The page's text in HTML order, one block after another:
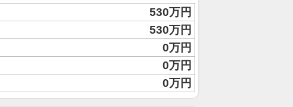
530万円
530万円
0万円
0万円
0万円